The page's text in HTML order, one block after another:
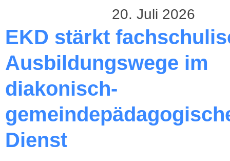
20. Juli 2026
EKD stärkt
Ausbildungswege im
diakonisch-
Dienst